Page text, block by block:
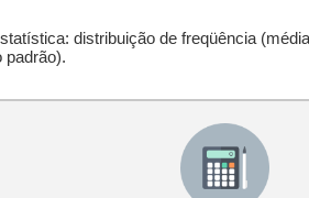
distribuição de freqüência
padrão).